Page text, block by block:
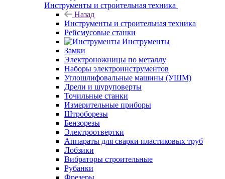
Инструменты и строительная техника
Назад
Инструменты и строительная техника
Рейсмусовые станки
Инструменты
Замки
Электроножницы по металлу
Наборы электроинструментов
Углошлифовальные машины (УШМ)
Дрели и шуруповерты
Точильные станки
Измерительные приборы
Штроборезы
Бензорезы
Электроотвертки
Аппараты для сварки пластиковых труб
Лобзики
Вибраторы строительные
Рубанки
Фрезеры